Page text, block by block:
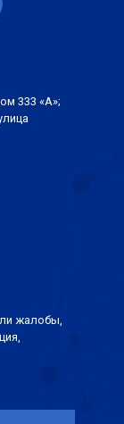
333 «А»;
жалобы,